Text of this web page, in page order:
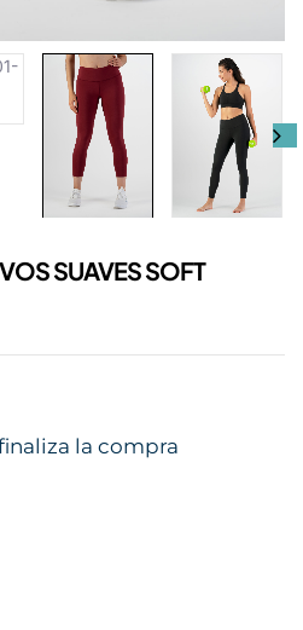
SUAVES SOFT
la compra